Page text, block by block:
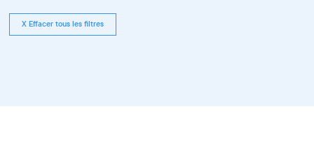
X Effacer tous les filtres